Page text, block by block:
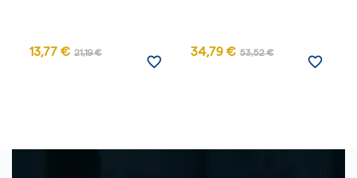
13,77 € 21,19 €
favorite_border
34,79 € 53,52 €
favorite_border